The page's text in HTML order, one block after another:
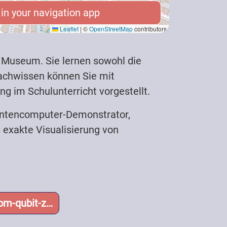
Leaflet | ©OpenStreetMapcontributors
your navigation app
your navigation app
Sie lernen sowohl die
können Sie mit
im Schulunterricht vorgestellt.
Demonstrator,
Visualisierung von
qubit-z…